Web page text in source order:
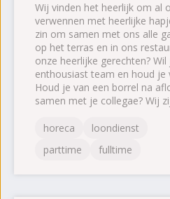
Wij vinden het heerlijk om al
verwennen met heerlijke
zin om samen met ons alle
op het terras en in ons
onze heerlijke gerechten?
enthousiast team en houd je
Houd je van een borrel na
samen met je collegae? Wij
horeca
loondienst
parttime
fulltime